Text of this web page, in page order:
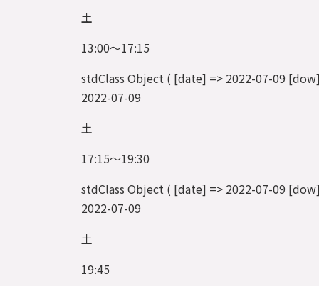
土
13:00～17:15
stdClass Object ( [date] => 2022-07-09
2022-07-09
土
17:15～19:30
stdClass Object ( [date] => 2022-07-09
2022-07-09
土
19:45